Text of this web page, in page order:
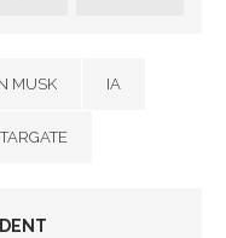
MUSK IA